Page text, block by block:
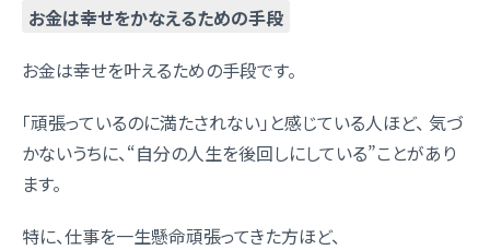
お金は幸せをかなえるための手段
お金は幸せを叶えるための手段です。
「頑張っているのに満たされない」と感じている人ほど、 気づ
かないうちに、“自分の人生を後回しにしている”ことがあり
ます。
特に、仕事を一生懸命頑張ってきた方ほど、